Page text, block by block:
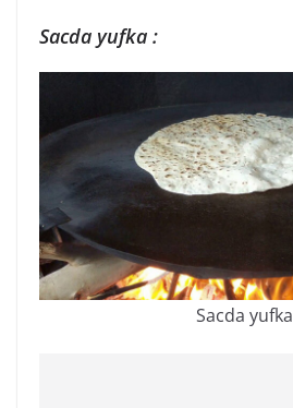
Sacda yufka :
Sacda yufka